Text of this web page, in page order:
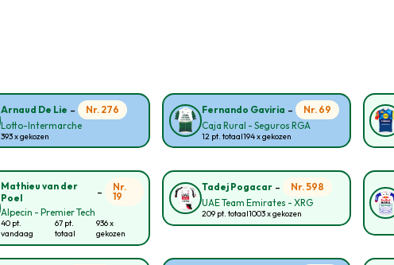
Arnaud De Lie -
Nr. 276
Lotto-Intermarche
393 x gekozen
Fernando Gaviria -
Nr. 69
Caja Rural - Seguros RGA
12 pt. totaal194 x gekozen
Mathieu van der
Poel
-
Nr.
19
Alpecin - Premier Tech
40 pt.
vandaag
67 pt.
totaal
936 x
gekozen
Tadej Pogacar-
Nr. 598
UAE Team Emirates - XRG
209 pt. totaal1003 x gekozen